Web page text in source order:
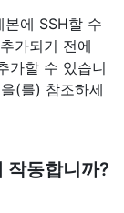
에 SSH할 수
가되기 전에
가할 수 있습니
을(를) 참조하세
작동합니까?